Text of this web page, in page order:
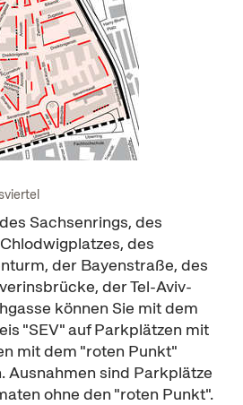
Sachsenrings, des
des
der Bayenstraße, des
der Tel-Aviv-
können Sie mit dem
"SEV" auf Parkplätzen mit
mit dem "roten Punkt"
Ausnahmen sind Parkplätze
ohne den "roten Punkt".